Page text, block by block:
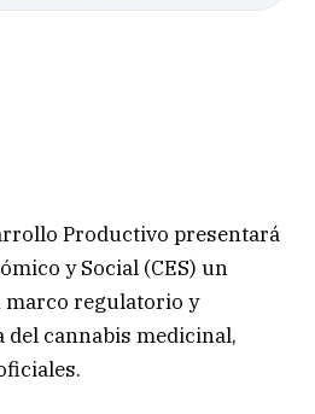
Productivo presentará
y Social (CES) un
marco regulatorio y
cannabis medicinal,